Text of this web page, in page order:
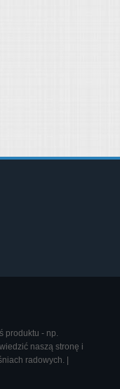
produktu - np.
naszą stronę i
radowych. |